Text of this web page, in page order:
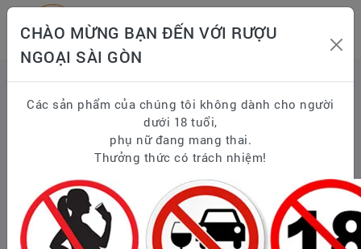
Trang chủ
WHISKY
Scotland Whisky - Scotch Whisky
Single Malt Scotch Whisky
GLENFARCLAS SPEYSIDE
Glenfarclas 12 Năm
CHÀO MỪNG BẠN ĐẾN VỚI RƯỢU
NGOẠI SÀI GÒN
Các sản phẩm của chúng tôi không dành cho người
dưới 18 tuổi,
phụ nữ đang mang thai.
Thưởng thức có trách nhiệm!